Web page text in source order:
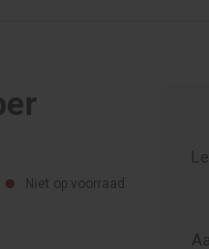
Niet op voorraad